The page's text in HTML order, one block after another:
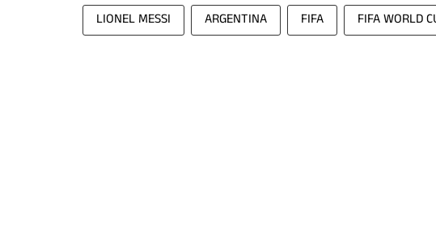
LIONEL MESSI ARGENTINA FIFA FIFA WORLD